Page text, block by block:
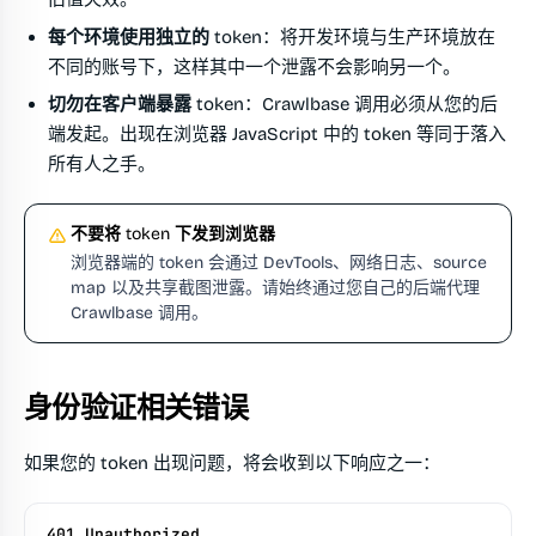
每个环境使用独立的 token：将开发环境与生产环境放在
不同的账号下，这样其中一个泄露不会影响另一个。
切勿在客户端暴露 token：Crawlbase 调用必须从您的后
端发起。出现在浏览器 JavaScript 中的 token 等同于落入
所有人之手。
不要将 token 下发到浏览器
浏览器端的 token 会通过 DevTools、网络日志、source
map 以及共享截图泄露。请始终通过您自己的后端代理
Crawlbase 调用。
身份验证相关错误
如果您的 token 出现问题，将会收到以下响应之一：